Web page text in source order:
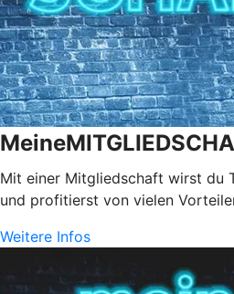
Mit einer Mitgliedschaft wirst du
und profitierst von vielen
Weitere Infos